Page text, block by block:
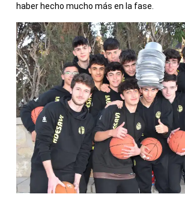
haber hecho mucho más en la fase.